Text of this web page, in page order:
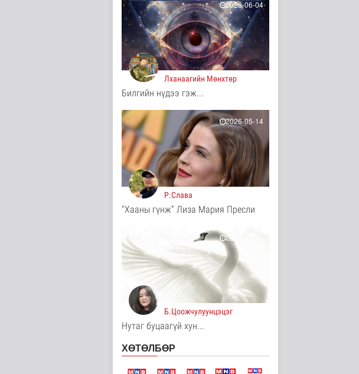
15 цаг 18 минутын өмнө
Ц.Идэрбат: Мал
эмнэлгийн салбарын
өрсөлдөх чадва..
Нийгэм
15 цаг 27 минутын өмнө
салбарт “Oxus Metals
Улс төр
16 цаг 41 минутын өмнө
COP17 хурлын үеэр
"Нарантуул",
"Дүнжингарав" худ..
Нийгэм
16 цаг 49 минутын өмнө
Европ дахь "Монгол гэр"
Энтертайнмент
16 цаг 58 минутын өмнө
Унгар Улс эрчим хүчээ
хэмнэх зорилгоор
хязгаарла..
Дэлхийд
16 цаг 12 минутын өмнө
жолооны болон..
Нийгэм
2026-06-04
Лханаагийн Мөнхтөр
Билгийн нүдээ гэж...
2026-05-14
Р.Слава
"Хааны гүнж” Лиза Мария Пресли
2026-05-14
Б.Цоожчулуунцэцэг
Нутаг буцаагүй хун...
ХӨТӨЛБӨР